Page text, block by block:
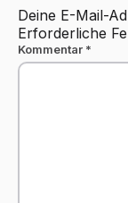
Deine E-Mail-
Erforderliche
Kommentar *